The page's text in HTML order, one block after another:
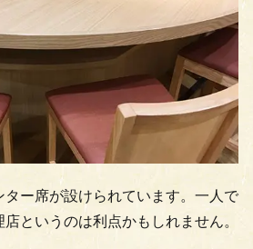
ター席が設けられています。一人で
というのは利点かもしれません。